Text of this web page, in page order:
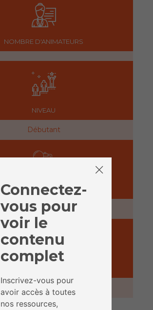
NOMBRE D'ANIMATEURS
NIVEAU
Débutant
PRÉPARATION
5 minutes
5 minutes
Connectez-
vous pour
voir le
contenu
complet
Inscrivez-vous pour
avoir accès à toutes
nos ressources,